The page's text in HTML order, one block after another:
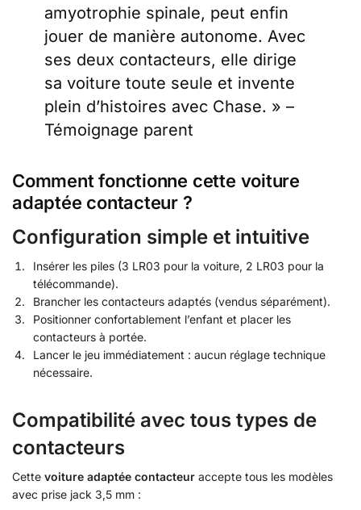
amyotrophie spinale, peut enfin
jouer de manière autonome. Avec
ses deux contacteurs, elle dirige
sa voiture toute seule et invente
plein d’histoires avec Chase. » –
Témoignage parent
Comment fonctionne cette voiture
adaptée contacteur ?
Configuration simple et intuitive
Insérer les piles (3 LR03 pour la voiture, 2 LR03 pour la
télécommande).
Brancher les contacteurs adaptés (vendus séparément).
Positionner confortablement l’enfant et placer les
contacteurs à portée.
Lancer le jeu immédiatement : aucun réglage technique
nécessaire.
Compatibilité avec tous types de
contacteurs
Cette voiture adaptée contacteur accepte tous les modèles
avec prise jack 3,5 mm :